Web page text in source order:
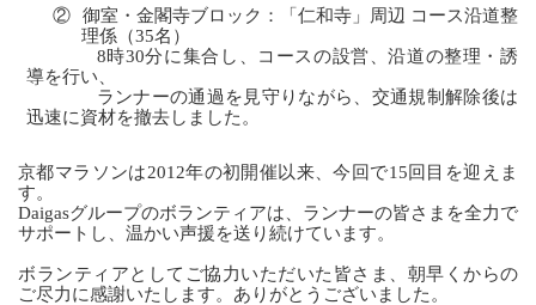
②
御室・金閣寺ブロック：「仁和寺」周辺 コース沿道整
理係（35名）
8時30分に集合し、コースの設営、沿道の整理・誘
導を行い、
ランナーの通過を見守りながら、交通規制解除後は
迅速に資材を撤去しました。
京都マラソンは2012年の初開催以来、今回で15回目を迎えま
す。
Daigasグループのボランティアは、ランナーの皆さまを全力で
サポートし、温かい声援を送り続けています。
ボランティアとしてご協力いただいた皆さま、朝早くからの
ご尽力に感謝いたします。ありがとうございました。